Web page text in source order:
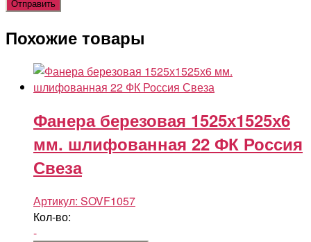
Похожие товары
Фанера березовая 1525х1525х6
мм. шлифованная 22 ФК Россия
Свеза
Артикул: SOVF1057
Кол-во:
-